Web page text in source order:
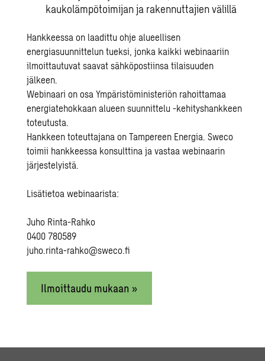
kaukolämpötoimijan ja rakennuttajien välillä
Hankkeessa on laadittu ohje alueellisen
energiasuunnittelun tueksi, jonka kaikki webinaariin
ilmoittautuvat saavat sähköpostiinsa tilaisuuden
jälkeen.
Webinaari on osa Ympäristöministeriön rahoittamaa
energiatehokkaan alueen suunnittelu -kehityshankkeen
toteutusta.
Hankkeen toteuttajana on Tampereen Energia. Sweco
toimii hankkeessa konsulttina ja vastaa webinaarin
järjestelyistä.
Lisätietoa webinaarista:
Juho Rinta-Rahko
0400 780589
juho.rinta-rahko@sweco.fi
Ilmoittaudu mukaan »